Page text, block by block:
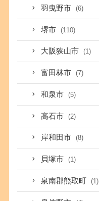
羽曳野市 (6)
堺市 (110)
大阪狭山市 (1)
富田林市 (7)
和泉市 (5)
高石市 (2)
岸和田市 (8)
貝塚市 (1)
泉南郡熊取町 (1)